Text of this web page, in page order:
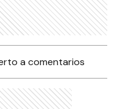
a comentarios